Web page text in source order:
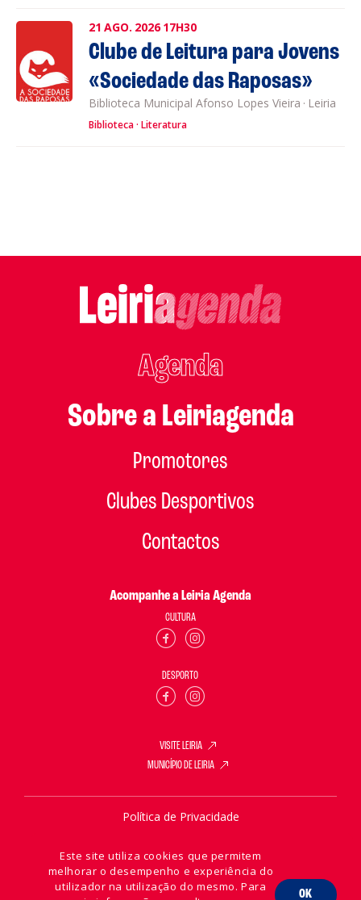
21 AGO. 2026 17H30
Clube de Leitura para Jovens
«Sociedade das Raposas»
Biblioteca Municipal Afonso Lopes Vieira · Leiria
Biblioteca Literatura
Agenda
Sobre a Leiriagenda
Promotores
Clubes Desportivos
Contactos
Acompanhe a Leiria Agenda
CULTURA
DESPORTO
VISITE LEIRIA
MUNICÍPIO DE LEIRIA
Política de Privacidade
Este site utiliza cookies que permitem
melhorar o desempenho e experiência do
utilizador na utilização do mesmo. Para
OK